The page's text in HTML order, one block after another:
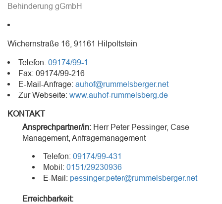
Behinderung gGmbH
Wichernstraße 16, 91161 Hilpoltstein
Telefon: 09174/99-1
Fax: 09174/99-216
E-Mail-Anfrage: auhof@rummelsberger.net
Zur Webseite: www.auhof-rummelsberg.de
KONTAKT
Ansprechpartner/in: Herr Peter Pessinger, Case
Management, Anfragemanagement
Telefon: 09174/99-431
Mobil: 0151/29230936
E-Mail: pessinger.peter@rummelsberger.net
Erreichbarkeit: